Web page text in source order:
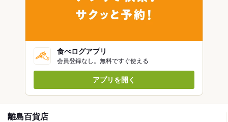
食べログアプリ
会員登録なし。無料ですぐ使える
アプリを開く
離島百貨店